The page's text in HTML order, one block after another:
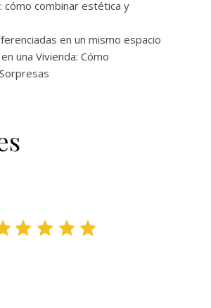
cómo combinar estética y
en un mismo espacio
una Vivienda: Cómo